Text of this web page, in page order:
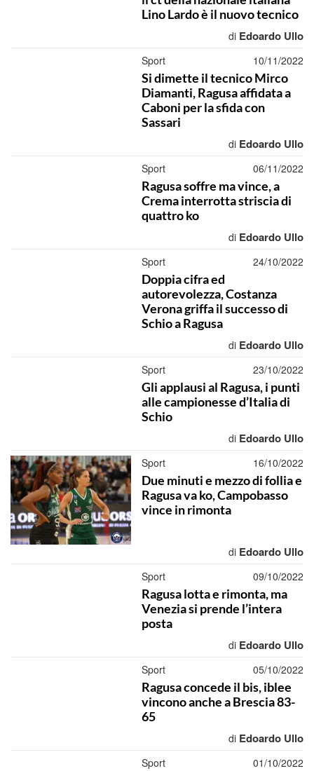
Lino Lardo è il nuovo tecnico
di Edoardo Ullo
Sport 10/11/2022
Si dimette il tecnico Mirco
Diamanti, Ragusa affidata a
Caboni per la sfida con
Sassari
di Edoardo Ullo
Sport 06/11/2022
Ragusa soffre ma vince, a
Crema interrotta striscia di
quattro ko
di Edoardo Ullo
Sport 24/10/2022
Doppia cifra ed
autorevolezza, Costanza
Verona griffa il successo di
Schio a Ragusa
di Edoardo Ullo
Sport 23/10/2022
Gli applausi al Ragusa, i punti
alle campionesse d’Italia di
Schio
di Edoardo Ullo
Sport 16/10/2022
Due minuti e mezzo di follia e
Ragusa va ko, Campobasso
vince in rimonta
di Edoardo Ullo
Sport 09/10/2022
Ragusa lotta e rimonta, ma
Venezia si prende l’intera
posta
di Edoardo Ullo
Sport 05/10/2022
Ragusa concede il bis, iblee
vincono anche a Brescia 83-
65
di Edoardo Ullo
Sport 01/10/2022